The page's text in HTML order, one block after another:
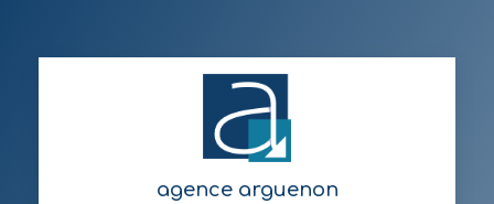
agence arguenon